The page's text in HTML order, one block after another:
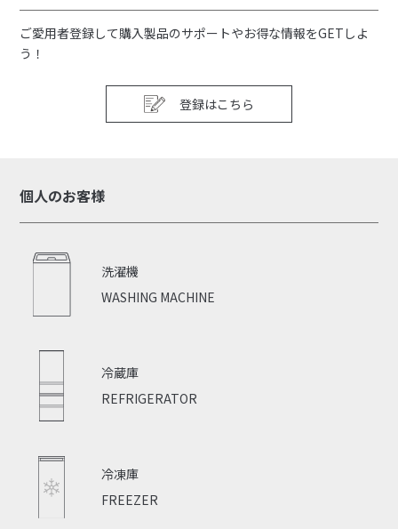
ご愛用者登録して購入製品のサポートやお得な情報をGETしよ
う！
登録はこちら
個人のお客様
WASHING MACHINE
洗濯機
REFRIGERATOR
冷蔵庫
FREEZER
冷凍庫